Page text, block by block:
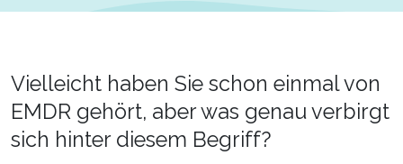
Vielleicht haben Sie schon einmal von
EMDR gehört, aber was genau verbirgt
sich hinter diesem Begriff?